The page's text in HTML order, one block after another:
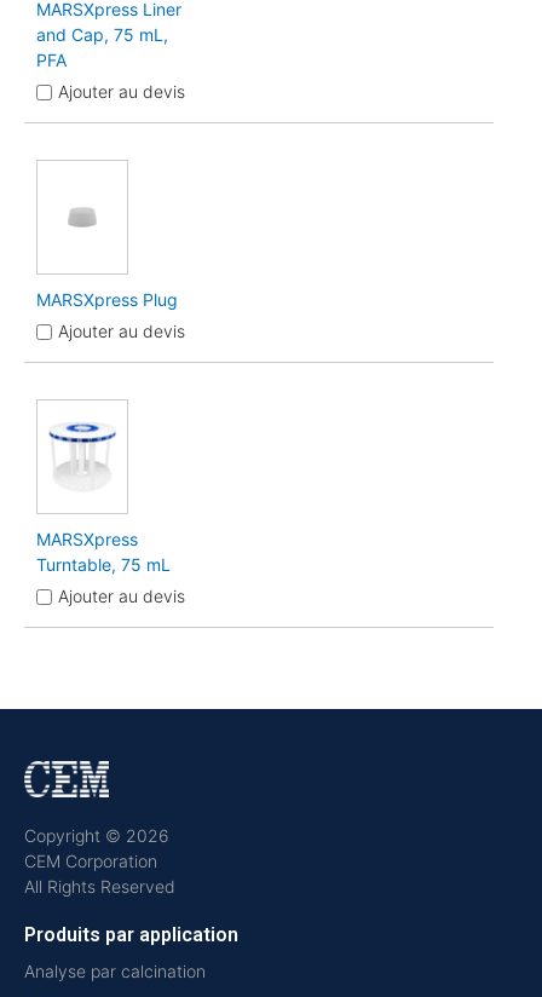
MARSXpress Liner
and Cap, 75 mL,
PFA
Ajouter au devis
MARSXpress Plug
Ajouter au devis
MARSXpress
Turntable, 75 mL
Ajouter au devis
Copyright © 2026
CEM Corporation
All Rights Reserved
Produits par application
Analyse par calcination